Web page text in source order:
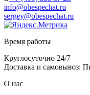
info@obespechat.ru
sergey@obespechat.ru
Время работы
Круглосуточно 24/7
Доставка и самовывоз:
О нас